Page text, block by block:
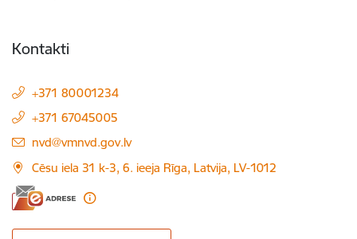
Kontakti
+371 80001234
+371 67045005
E-pasts:
nvd@vmnvd.gov.lv
Cēsu iela 31 k-3, 6. ieeja Rīga, Latvija, LV-1012